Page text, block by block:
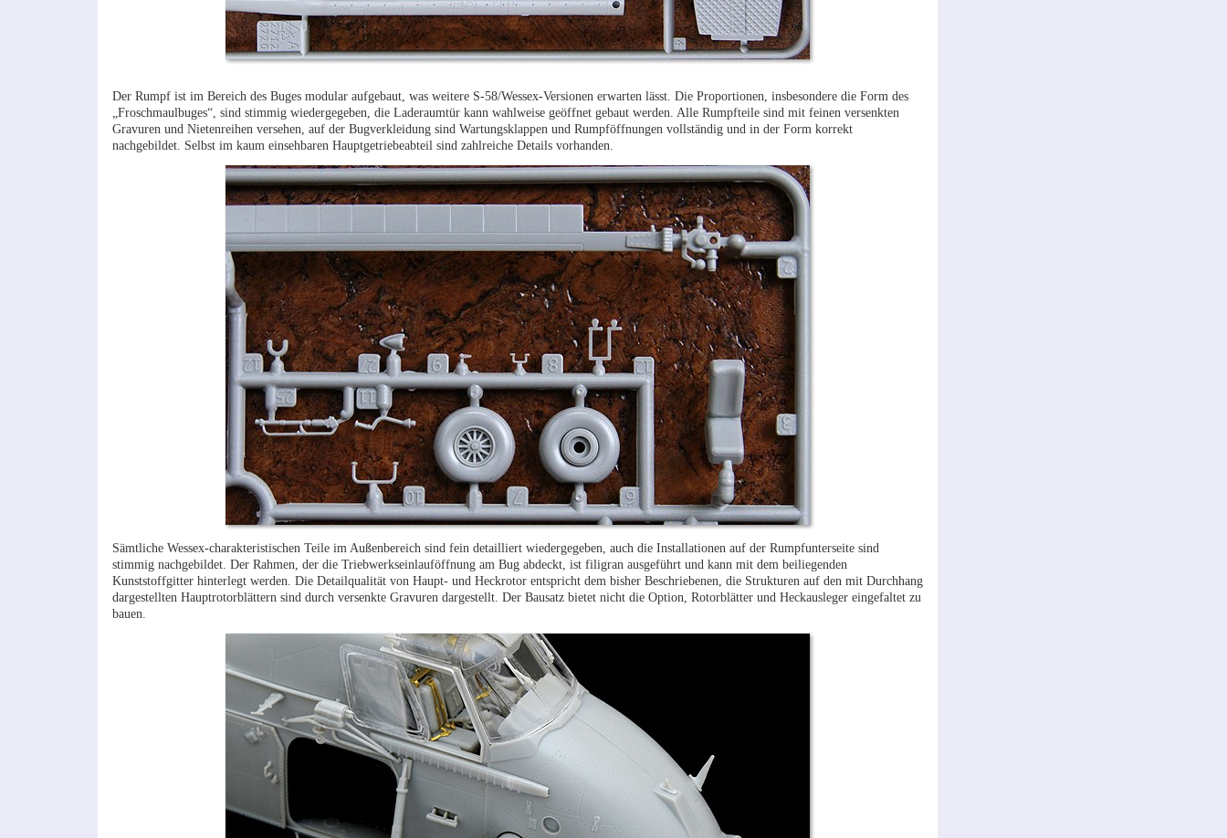
Der Rumpf ist im Bereich des Buges modular aufgebaut, was weitere S-58/Wessex-Versionen erwarten lässt. Die Proportionen, insbesondere die Form des
„Froschmaulbuges“, sind stimmig wiedergegeben, die Laderaumtür kann wahlweise geöffnet gebaut werden. Alle Rumpfteile sind mit feinen versenkten
Gravuren und Nietenreihen versehen, auf der Bugverkleidung sind Wartungsklappen und Rumpföffnungen vollständig und in der Form korrekt
nachgebildet. Selbst im kaum einsehbaren Hauptgetriebeabteil sind zahlreiche Details vorhanden.
Sämtliche Wessex-charakteristischen Teile im Außenbereich sind fein detailliert wiedergegeben, auch die Installationen auf der Rumpfunterseite sind
stimmig nachgebildet. Der Rahmen, der die Triebwerkseinlauföffnung am Bug abdeckt, ist filigran ausgeführt und kann mit dem beiliegenden
Kunststoffgitter hinterlegt werden. Die Detailqualität von Haupt- und Heckrotor entspricht dem bisher Beschriebenen, die Strukturen auf den mit Durchhang
dargestellten Hauptrotorblättern sind durch versenkte Gravuren dargestellt. Der Bausatz bietet nicht die Option, Rotorblätter und Heckausleger eingefaltet zu
bauen.